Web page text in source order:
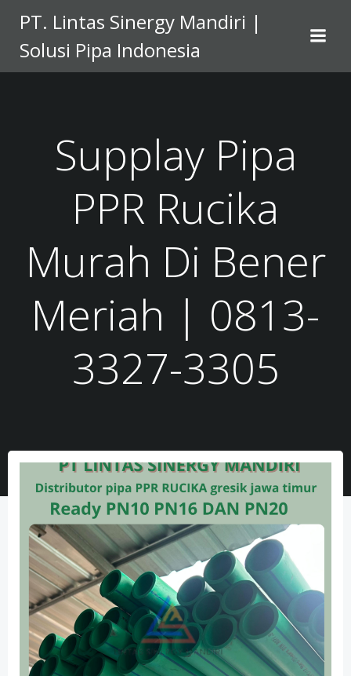
to
content
PT. Lintas Sinergy Mandiri |
Solusi Pipa Indonesia
Supplay Pipa
PPR Rucika
Murah Di Bener
Meriah | 0813-
3327-3305